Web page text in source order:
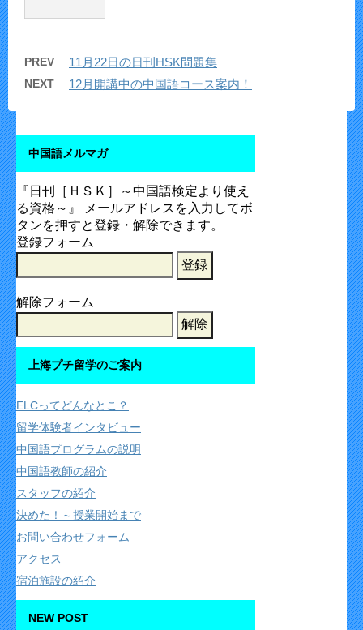
PREV 11月22日の日刊HSK問題集
NEXT 12月開講中の中国語コース案内！
中国語メルマガ
『日刊［ＨＳＫ］～中国語検定より使え
る資格～』 メールアドレスを入力してボ
タンを押すと登録・解除できます。
登録フォーム
解除フォーム
上海プチ留学のご案内
ELCってどんなとこ？
留学体験者インタビュー
中国語プログラムの説明
中国語教師の紹介
スタッフの紹介
決めた！～授業開始まで
お問い合わせフォーム
アクセス
宿泊施設の紹介
NEW POST